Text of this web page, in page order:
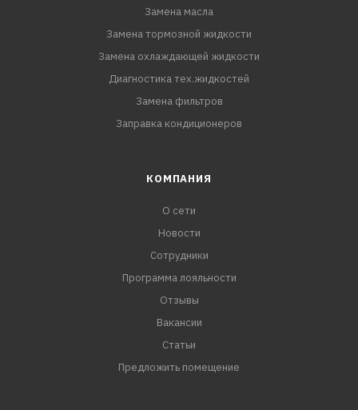
Замена масла
Замена тормозной жидкости
Замена охлаждающей жидкости
Диагностика тех.жидкостей
Замена фильтров
Заправка кондиционеров
КОМПАНИЯ
О сети
Новости
Сотрудники
Программа лояльности
Отзывы
Вакансии
Статьи
Предложить помещение